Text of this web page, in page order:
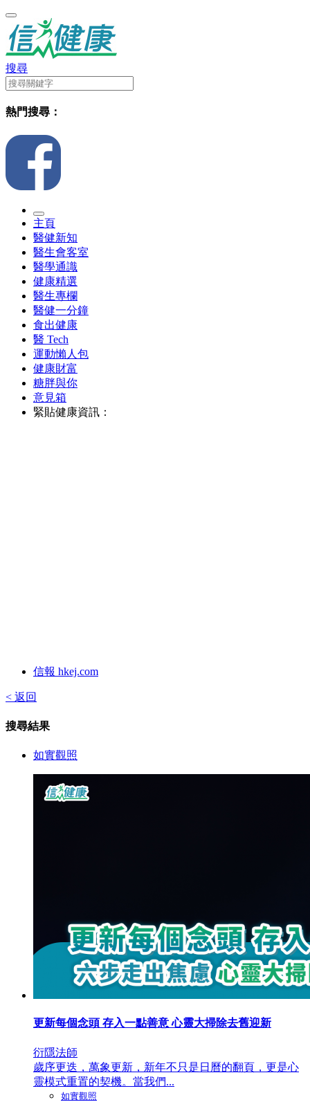
搜尋
熱門搜尋：
主頁
醫健新知
醫生會客室
醫學通識
健康精選
醫生專欄
醫健一分鐘
食出健康
醫 Tech
運動懶人包
健康財富
糖胖與你
意見箱
緊貼健康資訊：
信報 hkej.com
< 返回
搜尋結果
如實觀照
更新每個念頭 存入一點善意 心靈大掃除去舊迎新
衍隱法師
歲序更迭，萬象更新，新年不只是日曆的翻頁，更是心
靈模式重置的契機。當我們...
如實觀照